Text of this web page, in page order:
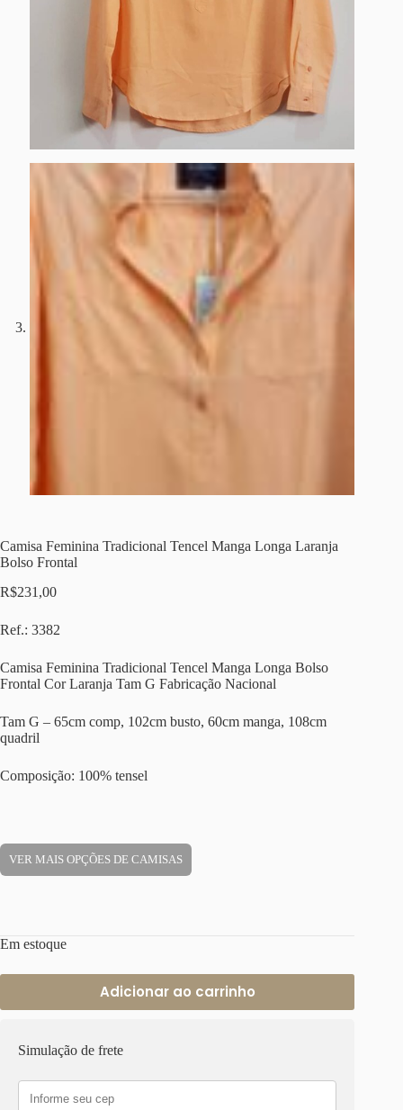
Camisa Feminina Tradicional Tencel Manga Longa Laranja
Bolso Frontal
R$231,00
Ref.: 3382
Camisa Feminina Tradicional Tencel Manga Longa Bolso
Frontal Cor Laranja Tam G Fabricação Nacional
Tam G – 65cm comp, 102cm busto, 60cm manga, 108cm
quadril
Composição: 100% tensel
VER MAIS OPÇÕES DE CAMISAS
Em estoque
Adicionar ao carrinho
Simulação de frete